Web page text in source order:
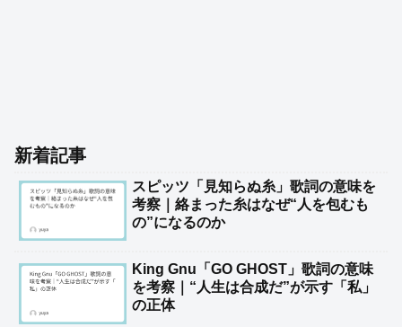
新着記事
スピッツ「見知らぬ糸」歌詞の意味を
考察｜絡まった糸はなぜ“人を包むも
の”になるのか
King Gnu「GO GHOST」歌詞の意味
を考察｜“人生は合成だ”が示す「私」
の正体